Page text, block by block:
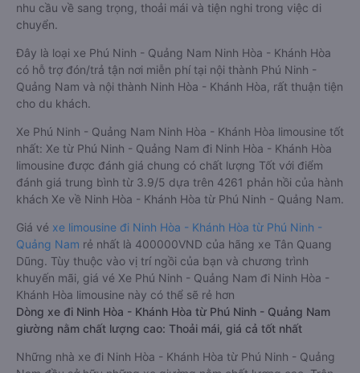
nhu cầu về sang trọng, thoải mái và tiện nghi trong việc di
chuyển.
Đây là loại xe Phú Ninh - Quảng Nam Ninh Hòa - Khánh Hòa
có hỗ trợ đón/trả tận nơi miễn phí tại nội thành Phú Ninh -
Quảng Nam và nội thành Ninh Hòa - Khánh Hòa, rất thuận tiện
cho du khách.
Xe Phú Ninh - Quảng Nam Ninh Hòa - Khánh Hòa limousine tốt
nhất: Xe từ Phú Ninh - Quảng Nam đi Ninh Hòa - Khánh Hòa
limousine được đánh giá chung có chất lượng Tốt với điểm
đánh giá trung bình từ 3.9/5 dựa trên 4261 phản hồi của hành
khách Xe về Ninh Hòa - Khánh Hòa từ Phú Ninh - Quảng Nam.
Giá vé xe limousine đi Ninh Hòa - Khánh Hòa từ Phú Ninh -
Quảng Nam rẻ nhất là 400000VND của hãng xe Tân Quang
Dũng. Tùy thuộc vào vị trí ngồi của bạn và chương trình
khuyến mãi, giá vé Xe Phú Ninh - Quảng Nam đi Ninh Hòa -
Khánh Hòa limousine này có thể sẽ rẻ hơn
Dòng xe đi Ninh Hòa - Khánh Hòa từ Phú Ninh - Quảng Nam
giường nằm chất lượng cao: Thoải mái, giá cả tốt nhất
Những nhà xe đi Ninh Hòa - Khánh Hòa từ Phú Ninh - Quảng